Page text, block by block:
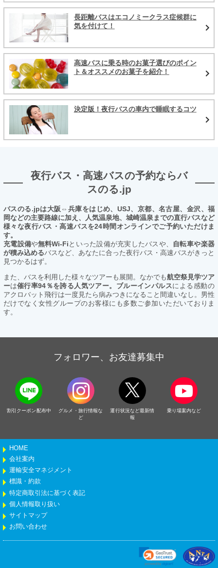
長距離バスはエコノミークラス症候群に
気を付けて！
高速バスに乗る時のお菓子選びのポイン
ト＆オススメのお菓子を紹介！
決定版！夜行バスの車内で睡眠するコツ
夜行バス・高速バスの予約ならバ
スのる.jp
バスのる.jpは大阪⇔兵庫をはじめ、USJ、京都、名古屋、金沢、福
岡などの主要路線に加え、人気温泉地、城崎温泉までの直行バスなど
様々な夜行バス・高速バスを24時間オンラインでご予約いただけま
す。
充電設備や無料Wi-Fiといった設備が充実したバスや、
自転車や楽器
が積み込めるバスなど、あなたに合った夜行バス・高速バスがきっと
見つかるはず。
また、バスを利用した様々なツアーも展開。なかでも航空祭見学ツア
ーは催行率94％を誇る人気ツアー。ブルーインパルスによる感動の
アクロバット飛行は一度見たら病みつきになること間違いなし。男性
だけでなく女性グループのお客様にも多数ご参加いただいておりま
す。
フォロワー、お友達募集中
割引クーポン配布中
グルメ・旅行情報な
ど
運行状況など最新情
報
乗り場案内など
HOME
会社案内
運輸安全マネジメント
標識・約款
特定商取引法に基づく表記
個人情報取り扱い
サイトマップ
お問い合わせ